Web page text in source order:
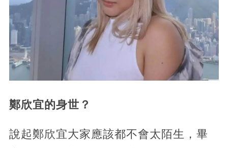
鄭欣宜的身世？
說起鄭欣宜大家應該都不會太陌生，畢